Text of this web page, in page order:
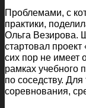
Проблемами, с
практики,
Ольга Везирова.
стартовал
сих пор не имеет
рамках учебного
по соседству.
соревнования,